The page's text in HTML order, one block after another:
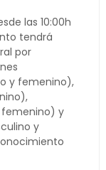
las 10:00h
tendrá
por
y femenino),
femenino) y
y